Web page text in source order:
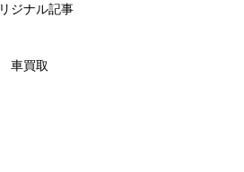
ジナル記事
車買取